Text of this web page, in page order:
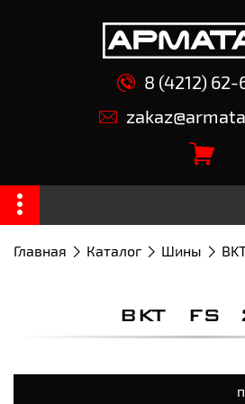
8 (4212)
Главная Каталог Шины
BKT FS